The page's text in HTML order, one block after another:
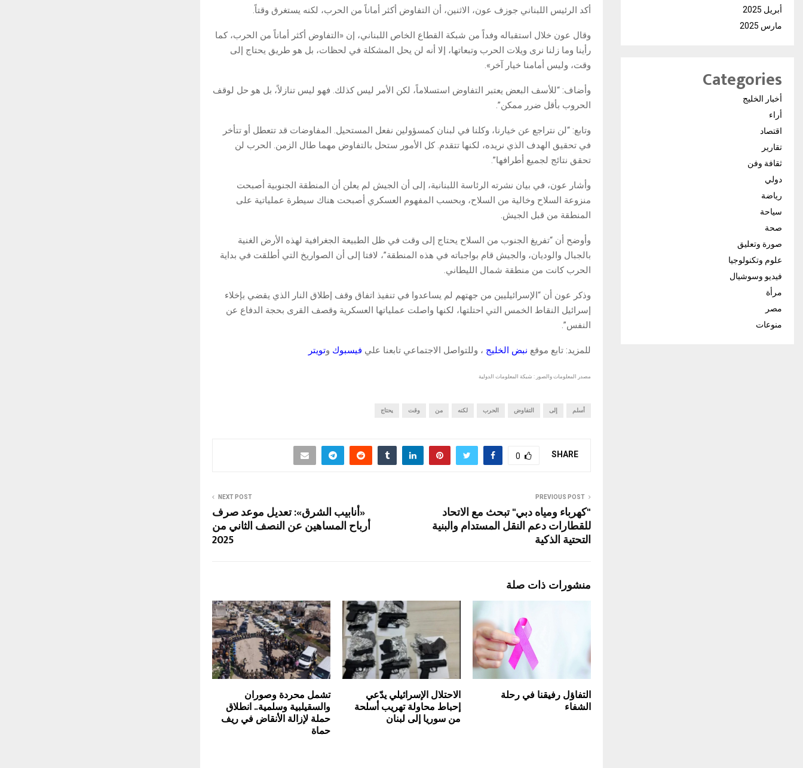
أكد الرئيس اللبناني جوزف عون، الاثنين، أن التفاوض أكثر أماناً من الحرب، لكنه يستغرق وقتاً.
وقال عون خلال استقباله وفداً من شبكة القطاع الخاص اللبناني، إن «التفاوض أكثر أماناً من الحرب، كما
رأينا وما زلنا نرى ويلات الحرب وتبعاتها، إلا أنه لن يحل المشكلة في لحظات، بل هو طريق يحتاج إلى
وقت، وليس أمامنا خيار آخر».
وأضاف: “للأسف البعض يعتبر التفاوض استسلاماً، لكن الأمر ليس كذلك. فهو ليس تنازلاً، بل هو حل لوقف
الحروب بأقل ضرر ممكن”.
وتابع: “لن نتراجع عن خيارنا، وكلنا في لبنان كمسؤولين نفعل المستحيل. المفاوضات قد تتعطل أو تتأخر
في تحقيق الهدف الذي نريده، لكنها تتقدم. كل الأمور ستحل بالتفاوض مهما طال الزمن. الحرب لن
تحقق نتائج لجميع أطرافها”.
وأشار عون، في بيان نشرته الرئاسة اللبنانية، إلى أن الجيش لم يعلن أن المنطقة الجنوبية أصبحت
منزوعة السلاح وخالية من السلاح، وبحسب المفهوم العسكري أصبحت هناك سيطرة عملياتية على
المنطقة من قبل الجيش.
وأوضح أن “تفريغ الجنوب من السلاح يحتاج إلى وقت في ظل الطبيعة الجغرافية لهذه الأرض الغنية
بالجبال والوديان، والجيش قام بواجباته في هذه المنطقة”، لافتا إلى أن الصواريخ التي أطلقت في بداية
الحرب كانت من منطقة شمال الليطاني.
وذكر عون أن “الإسرائيليين من جهتهم لم يساعدوا في تنفيذ اتفاق وقف إطلاق النار الذي يقضي بإخلاء
إسرائيل النقاط الخمس التي احتلتها، لكنها واصلت عملياتها العسكرية وقصف القرى بحجة الدفاع عن
النفس”.
للمزيد: تابع موقع نبض الخليج ، وللتواصل الاجتماعي تابعنا علي فيسبوك وتويتر
مصدر المعلومات والصور : شبكة المعلومات الدولية
أسلم إلى التفاوض الحرب لكنه من وقت يحتاج
SHARE
0
PREVIOUS POST
"كهرباء ومياه دبي" تبحث مع الاتحاد
للقطارات دعم النقل المستدام والبنية
التحتية الذكية
NEXT POST
«أنابيب الشرق»: تعديل موعد صرف
أرباح المساهين عن النصف الثاني من
2025
منشورات ذات صلة
التفاؤل رفيقنا في رحلة
الشفاء
الاحتلال الإسرائيلي يدّعي
إحباط محاولة تهريب أسلحة
من سوريا إلى لبنان
تشمل محردة وصوران
والسقيلبية وسلمية.. انطلاق
حملة لإزالة الأنقاض في ريف
حماة
أبريل 2025
مارس 2025
Categories
أخبار الخليج
أراء
اقتصاد
تقارير
ثقافة وفن
دولي
رياضة
سياحة
صحة
صورة وتعليق
علوم وتكنولوجيا
فيديو وسوشيال
مرأة
مصر
منوعات